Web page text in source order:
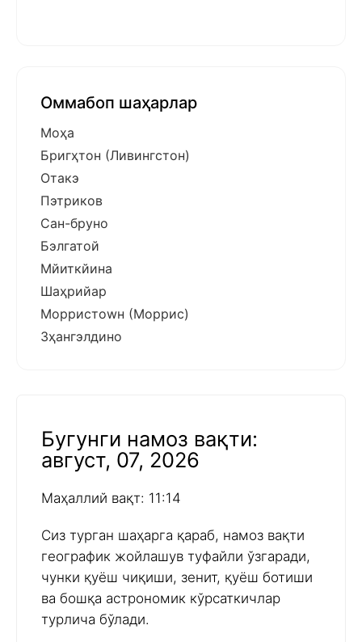
Оммабоп шаҳарлар
Моҳа
Бригҳтон (Ливингстон)
Отакэ
Пэтриков
Сан-бруно
Бэлгатой
Мйиткйина
Шаҳрийар
Морристоwн (Моррис)
Зҳангэлдино
Бугунги намоз вақти:
август, 07, 2026
Маҳаллий вақт: 11:14
Сиз турган шаҳарга қараб, намоз вақти
географик жойлашув туфайли ўзгаради,
чунки қуёш чиқиши, зенит, қуёш ботиши
ва бошқа астрономик кўрсаткичлар
турлича бўлади.